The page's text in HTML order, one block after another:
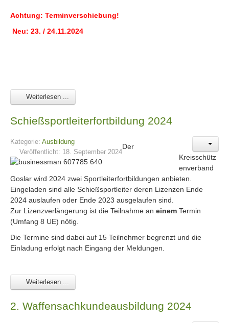
Achtung: Terminverschiebung!
Neu: 23. / 24.11.2024
Weiterlesen ...
Schießsportleiterfortbildung 2024
Kategorie: Ausbildung
Veröffentlicht: 18. September 2024
Der
Kreisschütz
enverband
Goslar wird 2024 zwei Sportleiterfortbildungen anbieten.
Eingeladen sind alle Schießsportleiter deren Lizenzen Ende
2024 auslaufen oder Ende 2023 ausgelaufen sind.
Zur Lizenzverlängerung ist die Teilnahme an einem Termin
(Umfang 8 UE) nötig.
Die Termine sind dabei auf 15 Teilnehmer begrenzt und die
Einladung erfolgt nach Eingang der Meldungen.
Weiterlesen ...
2. Waffensachkundeausbildung 2024